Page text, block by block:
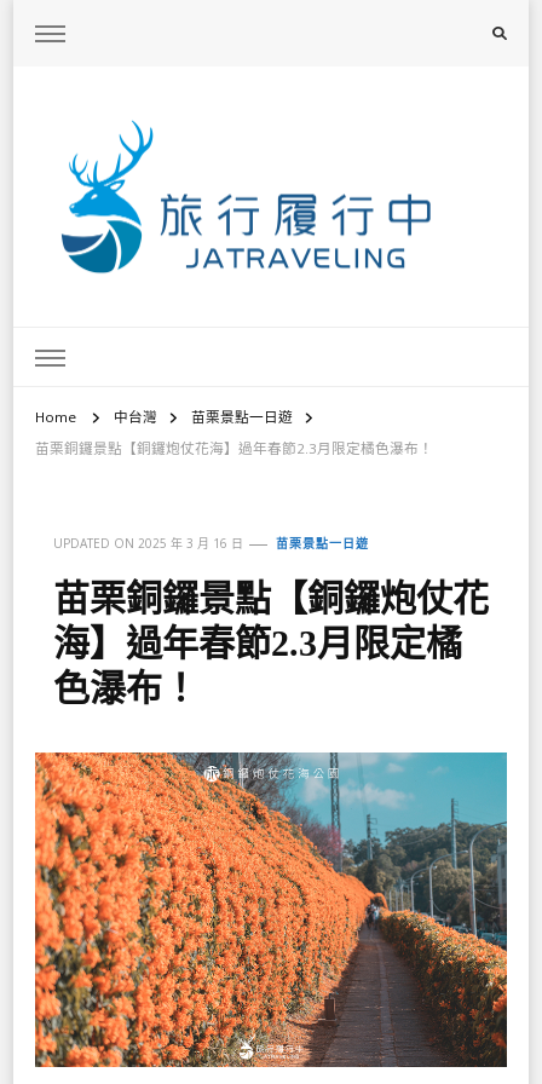
Home 中台灣
苗栗景點一日遊
苗栗銅鑼景點【銅鑼炮仗花海】過年春節2.3月限定橘色瀑布！
UPDATED ON 2025 年 3 月 16 日 苗栗景點一日遊
苗栗銅鑼景點【銅鑼炮仗花
海】過年春節2.3月限定橘
色瀑布！